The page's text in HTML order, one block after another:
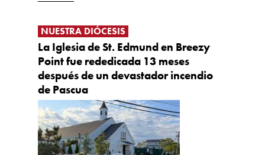
NUESTRA DIÓCESIS
La Iglesia de St. Edmund en Breezy
Point fue rededicada 13 meses
después de un devastador incendio
de Pascua